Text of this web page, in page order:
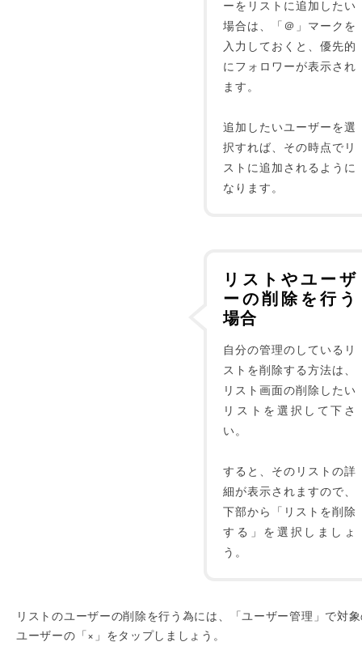
ーをリストに追加したい
場合は、「＠」マークを
入力しておくと、優先的
にフォロワーが表示され
ます。
追加したいユーザーを選
択すれば、その時点でリ
ストに追加されるように
なります。
リストやユーザ
ーの削除を行う
場合
自分の管理のしているリ
ストを削除する方法は、
リスト画面の削除したい
リストを選択して下さ
い。
すると、そのリストの詳
細が表示されますので、
下部から「リストを削除
する」を選択しましょ
う。
リストのユーザーの削除を行う為には、「ユーザー管理」で対
ユーザーの「×」をタップしましょう。